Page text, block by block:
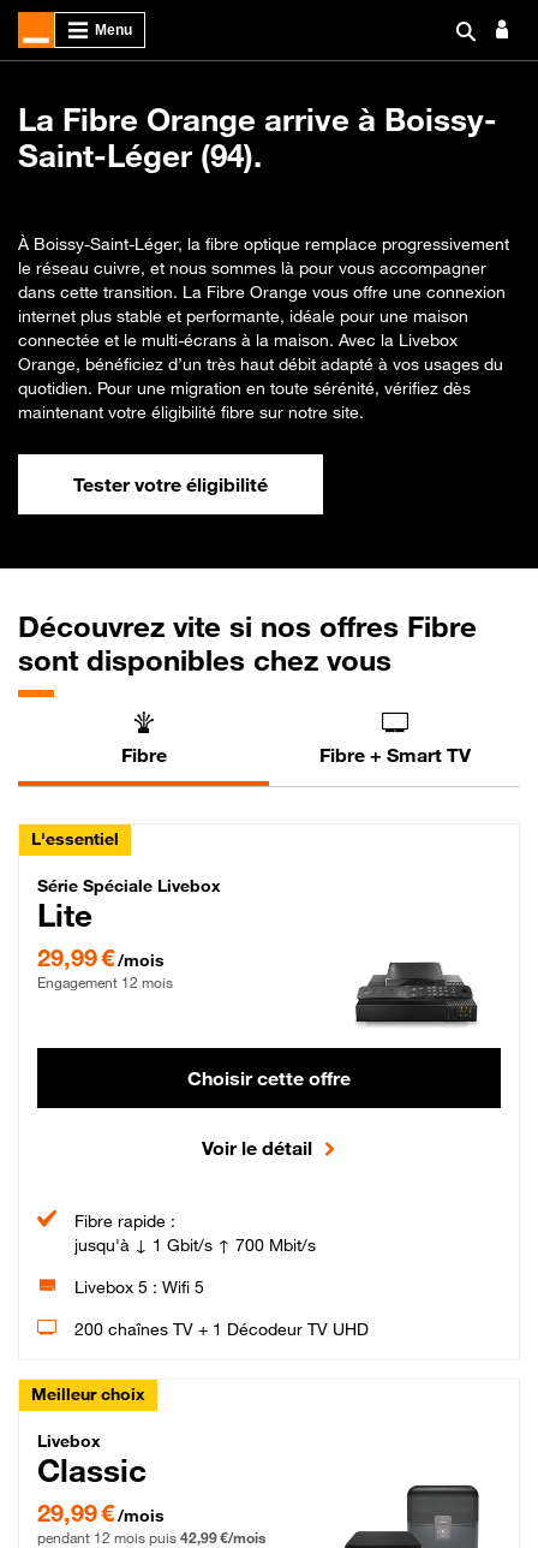
La Fibre Orange arrive à Boissy-
Saint-Léger (94).
À Boissy-Saint-Léger, la fibre optique remplace progressivement
le réseau cuivre, et nous sommes là pour vous accompagner
dans cette transition. La Fibre Orange vous offre une connexion
internet plus stable et performante, idéale pour une maison
connectée et le multi-écrans à la maison. Avec la Livebox
Orange, bénéficiez d’un très haut débit adapté à vos usages du
quotidien. Pour une migration en toute sérénité, vérifiez dès
maintenant votre éligibilité fibre sur notre site.
Tester votre éligibilité
Découvrez vite si nos offres Fibre
sont disponibles chez vous
Fibre Fibre + Smart TV
L'essentiel
Série Spéciale Livebox Lite Fibre
Série Spéciale Livebox
Lite
29,99 €/mois
Engagement 12 mois
Choisir cette offre
Voir le détail
Fibre rapide :
jusqu'à ↓ 1 Gbit/s ↑ 700 Mbit/s
Livebox 5 : Wifi 5
200 chaînes TV + 1 Décodeur TV UHD
Meilleur choix
Livebox Classic Fibre
Livebox
Classic
29,99 € par mois pendant 12 mois puis 42,99 € par mois, Engagement 12 mois
29,99 €/mois
pendant 12 mois puis 42,99 €/mois